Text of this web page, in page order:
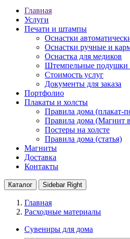
Главная
Услуги
Печати и штампы
Оснастки
Оснастки ручные и
Оснастка для медиков
Штемпельные подушки
Стоимость услуг
Документы для заказа
Портфолио
Плакаты и холсты
Правила дома (плакат-
Правила дома (Магнит
Постеры на холсте
Правила дома (статья)
Магниты
Доставка
Контакты
Каталог Sidebar Right
Главная
Расходные материалы
Сувениры для дома